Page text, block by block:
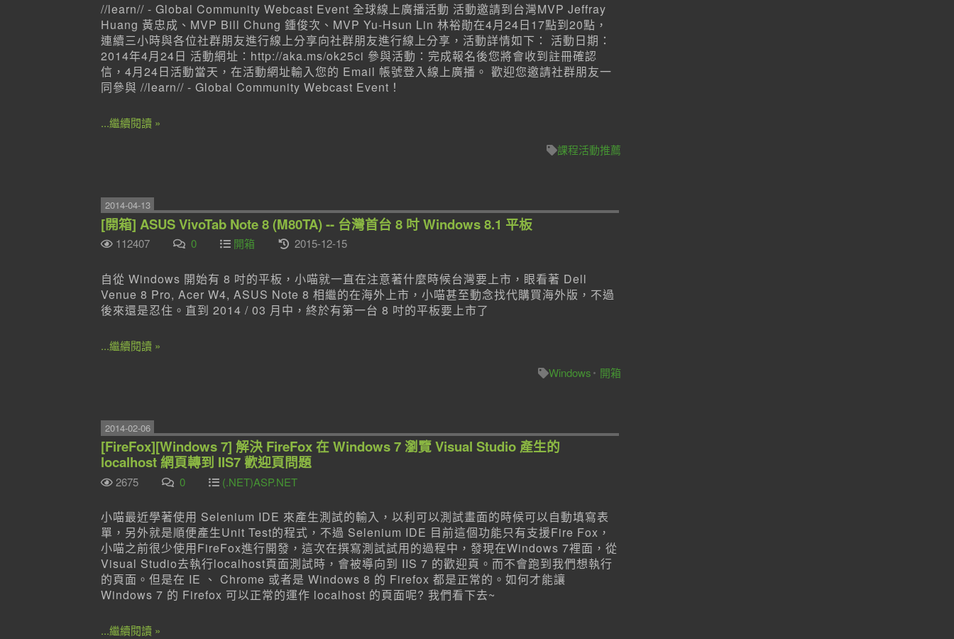
//learn// - Global Community Webcast Event 全球線上廣播活動 活動邀請到台灣MVP Jeffray
Huang 黃忠成、MVP Bill Chung 鍾俊次、MVP Yu-Hsun Lin 林裕勛在4月24日17點到20點，
連續三小時與各位社群朋友進行線上分享向社群朋友進行線上分享，活動詳情如下： 活動日期：
2014年4月24日 活動網址：http://aka.ms/ok25ci 參與活動：完成報名後您將會收到註冊確認
信，4月24日活動當天，在活動網址輸入您的 Email 帳號登入線上廣播。 歡迎您邀請社群朋友一
同參與 //learn// - Global Community Webcast Event！
...繼續閱讀 »
課程活動推薦
2014-04-13
[開箱] ASUS VivoTab Note 8 (M80TA) -- 台灣首台 8 吋 Windows 8.1 平板
112407 0 開箱 2015-12-15
自從 Windows 開始有 8 吋的平板，小喵就一直在注意著什麼時候台灣要上市，眼看著 Dell
Venue 8 Pro, Acer W4, ASUS Note 8 相繼的在海外上市，小喵甚至動念找代購買海外版，不過
後來還是忍住。直到 2014 / 03 月中，終於有第一台 8 吋的平板要上市了
...繼續閱讀 »
Windows
開箱
2014-02-06
[FireFox][Windows 7] 解決 FireFox 在 Windows 7 瀏覽 Visual Studio 產生的
localhost 網頁轉到 IIS7 歡迎頁問題
2675 0 (.NET)ASP.NET
小喵最近學著使用 Selenium IDE 來產生測試的輸入，以利可以測試畫面的時候可以自動填寫表
單，另外就是順便產生Unit Test的程式，不過 Selenium IDE 目前這個功能只有支援Fire Fox，
小喵之前很少使用FireFox進行開發，這次在撰寫測試試用的過程中，發現在Windows 7裡面，從
Visual Studio去執行localhost頁面測試時，會被導向到 IIS 7 的歡迎頁。而不會跑到我們想執行
的頁面。但是在 IE 、 Chrome 或者是 Windows 8 的 Firefox 都是正常的。如何才能讓
Windows 7 的 Firefox 可以正常的運作 localhost 的頁面呢? 我們看下去~
...繼續閱讀 »